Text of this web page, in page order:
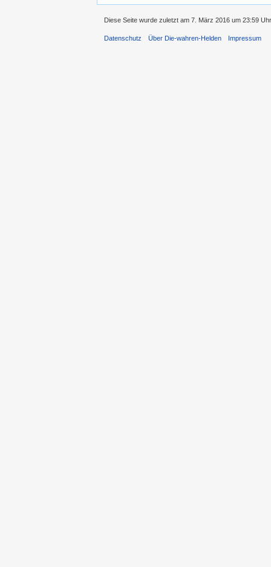
Diese Seite wurde zuletzt am 7. März 2016 um 23:59
Datenschutz Über Die-wahren-Helden Impressum